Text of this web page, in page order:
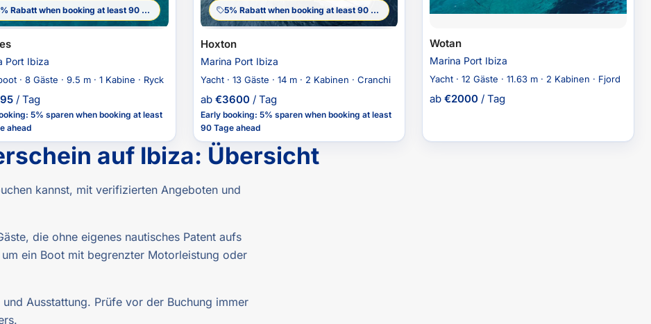
5% Rabatt when booking at least 90 Tage ahead
Port Ibiza
· 8 Gäste · 9.5 m · 1 Kabine · Ryck
/ Tag
: 5% sparen when booking at least
ahead
5% Rabatt when booking at least 90 Tage ahead
Hoxton
Marina Port Ibiza
Yacht · 13 Gäste · 14 m · 2 Kabinen · Cranchi
ab €3600 / Tag
Early booking: 5% sparen when booking at least
90 Tage ahead
Wotan
Marina Port Ibiza
Yacht · 12 Gäste · 11.63 m · 2 Kabinen · Fjord
ab €2000 / Tag
auf Ibiza: Übersicht
kannst, mit verifizierten Angeboten und
die ohne eigenes nautisches Patent aufs
ein Boot mit begrenzter Motorleistung oder
Ausstattung. Prüfe vor der Buchung immer